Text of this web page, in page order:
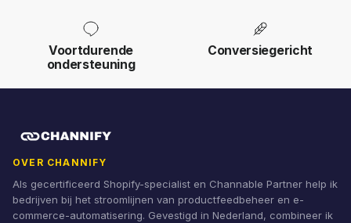
Voortdurende
ondersteuning
Conversiegericht
OVER CHANNIFY
Als gecertificeerd Shopify-specialist en Channable Partner help ik
bedrijven bij het stroomlijnen van productfeedbeheer en e-
commerce-automatisering. Gevestigd in Nederland, combineer ik